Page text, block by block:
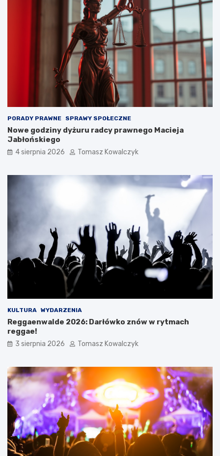
PORADY PRAWNE SPRAWY SPOŁECZNE
Nowe godziny dyżuru radcy prawnego Macieja
Jabłońskiego
4 sierpnia 2026 Tomasz Kowalczyk
KULTURA WYDARZENIA
Reggaenwalde 2026: Darłówko znów w rytmach
reggae!
3 sierpnia 2026 Tomasz Kowalczyk